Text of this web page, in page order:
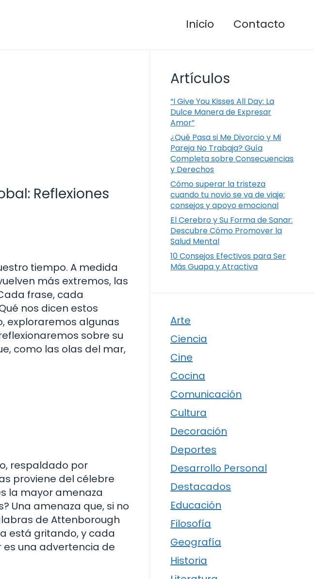
Inicio Contacto
Reflexiones
tiempo. A medida
más extremos, las
frase, cada
nos dicen estos
exploraremos algunas
sobre su
como las olas del mar,
respaldado por
proviene del célebre
la mayor amenaza
Una amenaza que, si no
de Attenborough
está gritando, y cada
una advertencia de
Artículos
“I Give You Kisses All Day: La
Dulce Manera de Expresar
Amor”
¿Qué Pasa si Me Divorcio y Mi
Pareja No Trabaja? Guía
Completa sobre Consecuencias
y Derechos
Cómo superar la tristeza
cuando tu novio se va de viaje:
consejos y apoyo emocional
El Cerebro y Su Forma de Sanar:
Descubre Cómo Promover la
Salud Mental
10 Consejos Efectivos para Ser
Más Guapa y Atractiva
Arte
Ciencia
Cine
Cocina
Comunicación
Cultura
Decoración
Deportes
Desarrollo Personal
Destacados
Educación
Filosofía
Geografía
Historia